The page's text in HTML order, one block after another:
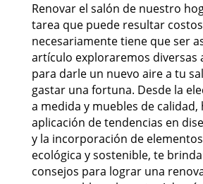
Renovar el salón de nuestro
tarea que puede resultar
necesariamente tiene que ser
artículo exploraremos diversas
para darle un nuevo aire a tu
gastar una fortuna. Desde la
a medida y muebles de calidad,
aplicación de tendencias en
y la incorporación de
ecológica y sostenible, te
consejos para lograr una